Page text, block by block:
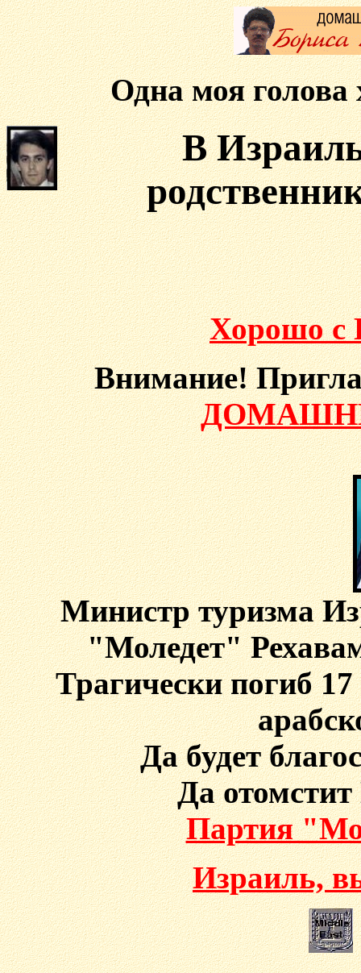
Одна моя
В
Хорошо с
Внимание!
Министр туризма
"Моледет"
Трагически погиб
Да будет
Да отомстит
Партия
Израиль,